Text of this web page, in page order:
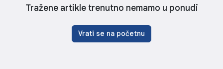
Tražene artikle trenutno nemamo u ponudi
Vrati se na početnu